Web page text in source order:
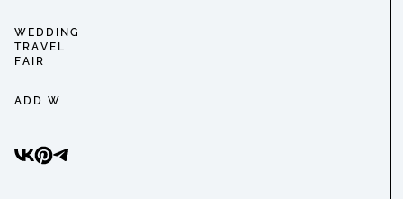
WEDDING
TRAVEL
FAIR
ADD W